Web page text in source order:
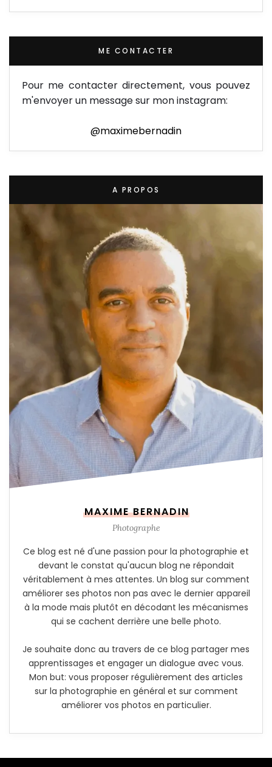
ME CONTACTER
Pour me contacter directement, vous pouvez
m'envoyer un message sur mon instagram:
@maximebernadin
A PROPOS
MAXIME BERNADIN
Photographe
Ce blog est né d'une passion pour la photographie et
devant le constat qu'aucun blog ne répondait
véritablement à mes attentes. Un blog sur comment
améliorer ses photos non pas avec le dernier appareil
à la mode mais plutôt en décodant les mécanismes
qui se cachent derrière une belle photo.
Je souhaite donc au travers de ce blog partager mes
apprentissages et engager un dialogue avec vous.
Mon but: vous proposer régulièrement des articles
sur la photographie en général et sur comment
améliorer vos photos en particulier.